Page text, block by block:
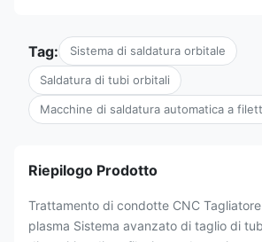
Tag: Sistema di saldatura orbitale
Saldatura di tubi orbitali
Macchine di saldatura automatica a
Riepilogo Prodotto
Trattamento di condotte CNC
plasma Sistema avanzato di taglio di